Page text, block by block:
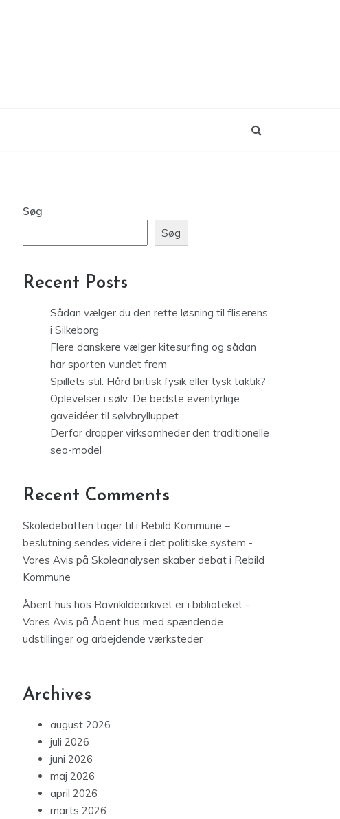
Søg
Søg
Recent Posts
Sådan vælger du den rette løsning til fliserens
i Silkeborg
Flere danskere vælger kitesurfing og sådan
har sporten vundet frem
Spillets stil: Hård britisk fysik eller tysk taktik?
Oplevelser i sølv: De bedste eventyrlige
gaveidéer til sølvbrylluppet
Derfor dropper virksomheder den traditionelle
seo-model
Recent Comments
Skoledebatten tager til i Rebild Kommune –
beslutning sendes videre i det politiske system -
Vores Avis på Skoleanalysen skaber debat i Rebild
Kommune
Åbent hus hos Ravnkildearkivet er i biblioteket -
Vores Avis på Åbent hus med spændende
udstillinger og arbejdende værksteder
Archives
august 2026
juli 2026
juni 2026
maj 2026
april 2026
marts 2026